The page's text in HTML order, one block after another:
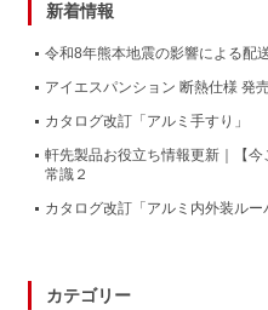
新着情報
令和8年熊本地震の影響による配
アイエスパンション 断熱仕様 発
カタログ改訂「アルミ手すり」
軒先製品お役立ち情報更新｜【
常識２
カタログ改訂「アルミ内外装ルー
カテゴリー